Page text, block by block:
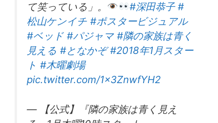
て笑っている」。
#深田恭子 #
松山ケンイチ #ポスタービジュアル
#ベッド #パジャマ #隣の家族は青く
見える #となかぞ #2018年1月スター
ト #木曜劇場
pic.twitter.com/1x3ZnwfYH2
— 【公式】『隣の家族は青く見え